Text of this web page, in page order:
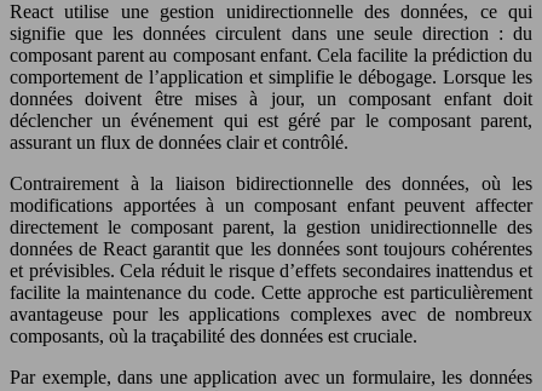
React utilise une gestion unidirectionnelle des données, ce qui
signifie que les données circulent dans une seule direction : du
composant parent au composant enfant. Cela facilite la prédiction du
comportement de l’application et simplifie le débogage. Lorsque les
données doivent être mises à jour, un composant enfant doit
déclencher un événement qui est géré par le composant parent,
assurant un flux de données clair et contrôlé.
Contrairement à la liaison bidirectionnelle des données, où les
modifications apportées à un composant enfant peuvent affecter
directement le composant parent, la gestion unidirectionnelle des
données de React garantit que les données sont toujours cohérentes
et prévisibles. Cela réduit le risque d’effets secondaires inattendus et
facilite la maintenance du code. Cette approche est particulièrement
avantageuse pour les applications complexes avec de nombreux
composants, où la traçabilité des données est cruciale.
Par exemple, dans une application avec un formulaire, les données